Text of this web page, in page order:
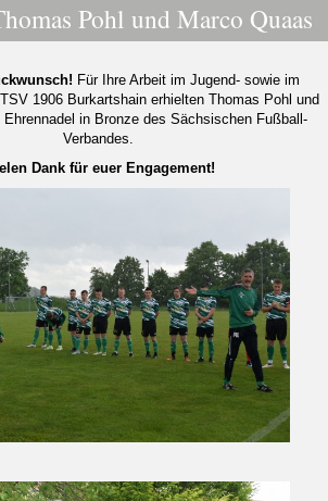
Pohl und Marco Quaas
Für Ihre Arbeit im Jugend- sowie im
1906 Burkartshain erhielten Thomas Pohl und
Ehrennadel in Bronze des Sächsischen Fußball-
Verbandes.
Dank für euer Engagement!